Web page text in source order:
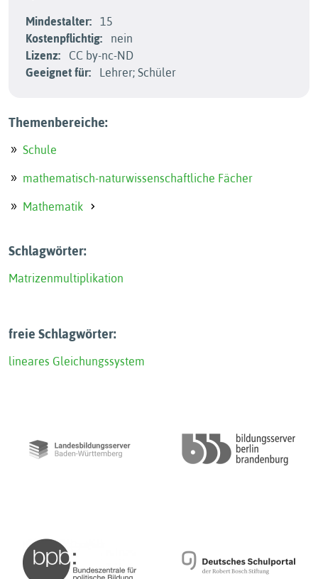
Mindestalter:
15
Kostenpflichtig:
nein
Lizenz:
CC by-nc-ND
Geeignet für:
Lehrer; Schüler
Themenbereiche:
Schule
mathematisch-naturwissenschaftliche Fächer
Mathematik
Schlagwörter:
Matrizenmultiplikation
freie Schlagwörter:
lineares Gleichungssystem